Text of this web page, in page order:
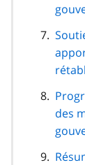
des